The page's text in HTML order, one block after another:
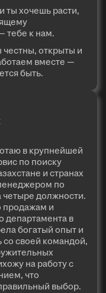
ты хочешь расти,
тебе к нам.
открыты и
вместе —
быть.
в крупнейшей
по поиску
и странах
по
четыре должности.
продажам и
департамента в
богатый опыт и
своей командой,
на работу с
что
выбор.